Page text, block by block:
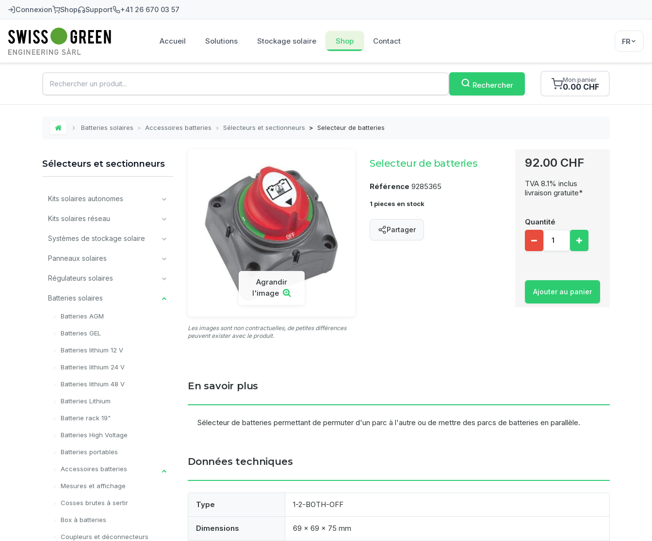
Connexion Shop Support +41 26 670 03 57
Swiss-Green Accueil Solutions Stockage solaire Shop Contact FR
Rechercher
Mon panier
0.00 CHF
Home Batteries solaires > Accessoires batteries > Sélecteurs et sectionneurs > Selecteur de batteries
Sélecteurs et sectionneurs
Kits solaires autonomes
Kits solaires réseau
Systèmes de stockage solaire
Panneaux solaires
Régulateurs solaires
Batteries solaires
Batteries AGM
Batteries GEL
Batteries lithium 12 V
Batteries lithium 24 V
Batteries lithium 48 V
Batteries Lithium
Batterie rack 19"
Batteries High Voltage
Batteries portables
Accessoires batteries
Mesures et affichage
Cosses brutes à sertir
Box à batteries
Coupleurs et déconnecteurs
Agrandir
l'image
Les images sont non contractuelles, de petites différences
peuvent exister avec le produit.
Selecteur de batteries
Référence 9285365
1 pieces en stock
Partager
92.00 CHF
TVA 8.1% inclus
livraison gratuite*
Quantité
Ajouter au panier
En savoir plus
Sélecteur de batteries permettant de permuter d'un parc à l'autre ou de mettre des parcs de batteries en parallèle.
Données techniques
Type 1-2-BOTH-OFF
Dimensions 69 x 69 x 75 mm